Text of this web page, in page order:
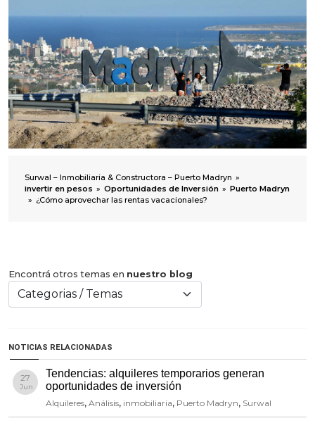
Surwal – Inmobiliaria & Constructora – Puerto Madryn »
invertir en pesos » Oportunidades de Inversión » Puerto Madryn
» ¿Cómo aprovechar las rentas vacacionales?
Encontrá otros temas en nuestro blog
NOTICIAS RELACIONADAS
27
Jun
Tendencias: alquileres temporarios generan
oportunidades de inversión
Alquileres,Análisis, inmobiliaria, Puerto Madryn, Surwal